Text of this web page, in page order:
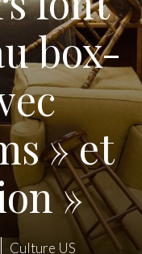
box-
» et
»
Culture US